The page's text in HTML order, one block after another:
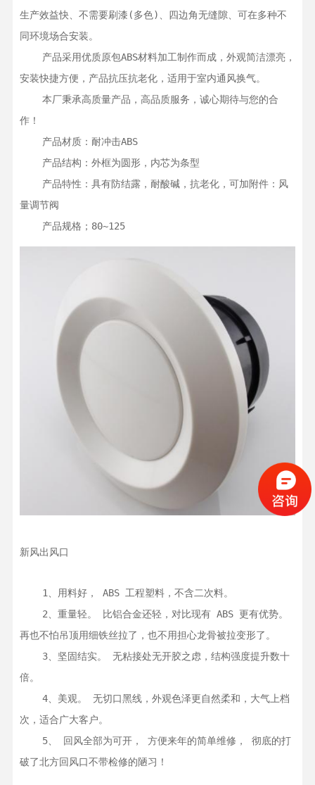
生产效益快、不需要刷漆(多色)、四边角无缝隙、可在多种不
同环境场合安装。
安装快捷方便，产品抗压抗老化，适用于室内通风换气。
作！
量调节阀
    产品规格；80~125
新风出风口
再也不怕吊顶用细铁丝拉了，也不用担心龙骨被拉变形了。
倍。
次，适合广大客户。
破了北方回风口不带检修的陋习！